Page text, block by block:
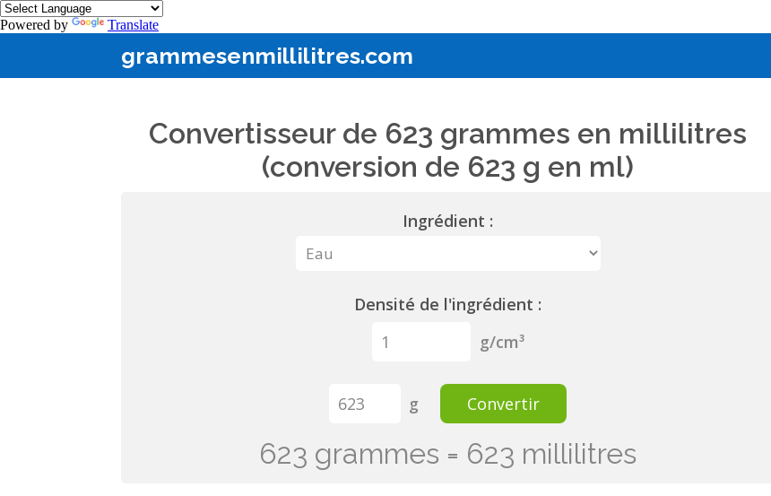
Powered by Translate
grammesenmillilitres.com
Convertisseur de 623 grammes en millilitres
(conversion de 623 g en ml)
Ingrédient :
Densité de l'ingrédient :
g/cm³
g Convertir
623 grammes = 623 millilitres